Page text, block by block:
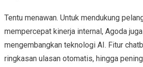
Tentu menawan. Untuk mendukung
mempercepat kinerja internal, Agoda
mengembangkan teknologi AI. Fitur
ringkasan ulasan otomatis, hingga